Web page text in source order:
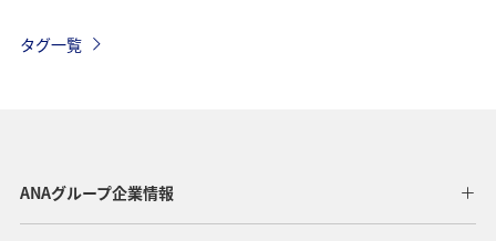
タグ一覧
ANAグループ企業情報